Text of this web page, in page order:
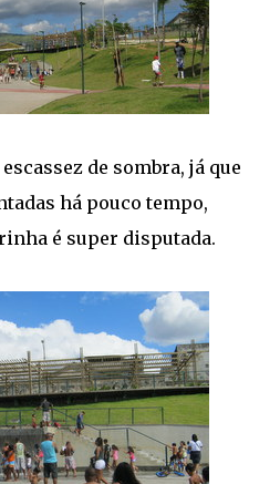
de sombra, já que
há pouco tempo,
é super disputada.